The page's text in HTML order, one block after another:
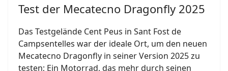
Test der Mecatecno Dragonfly 2025
Das Testgelände Cent Peus in Sant Fost de
Campsentelles war der ideale Ort, um den neuen
Mecatecno Dragonfly in seiner Version 2025 zu
testen; Ein Motorrad, das mehr durch seinen